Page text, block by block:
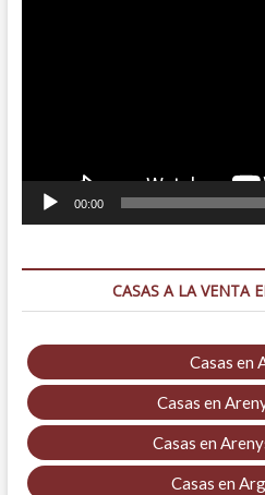
00:00
CASAS A LA VENTA
Casas en
Casas en
Casas en
Casas en